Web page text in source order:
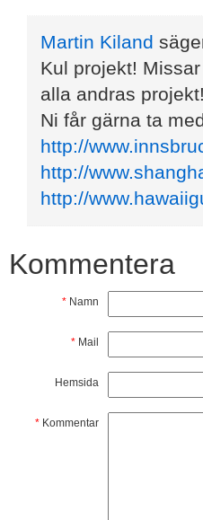
Martin Kiland
Kul projekt!
alla andras projekt!
Ni får gärna ta
http://
http://
http://
Kommentera
* Namn
* Mail
Hemsida
* Kommentar